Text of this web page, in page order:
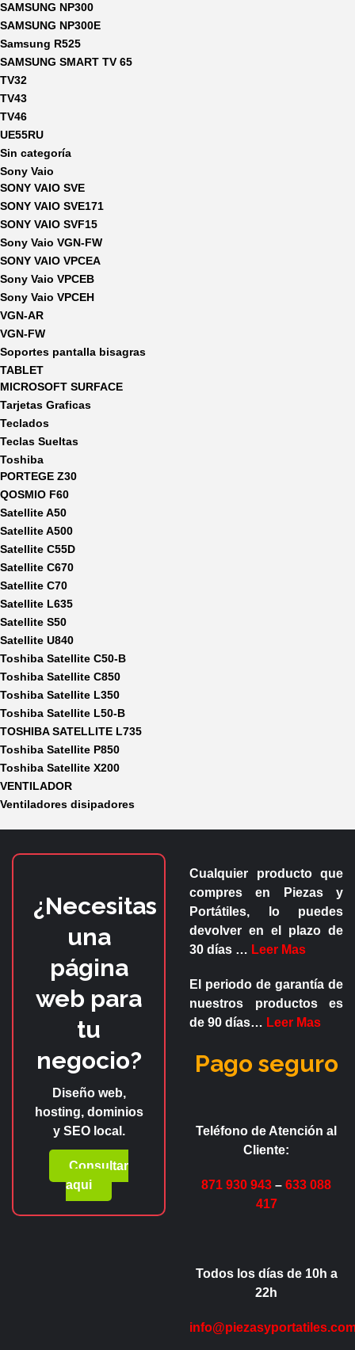
SAMSUNG NP300
SAMSUNG NP300E
Samsung R525
SAMSUNG SMART TV 65
TV32
TV43
TV46
UE55RU
Sin categoría
Sony Vaio
SONY VAIO SVE
SONY VAIO SVE171
SONY VAIO SVF15
Sony Vaio VGN-FW
SONY VAIO VPCEA
Sony Vaio VPCEB
Sony Vaio VPCEH
VGN-AR
VGN-FW
Soportes pantalla bisagras
TABLET
MICROSOFT SURFACE
Tarjetas Graficas
Teclados
Teclas Sueltas
Toshiba
PORTEGE Z30
QOSMIO F60
Satellite A50
Satellite A500
Satellite C55D
Satellite C670
Satellite C70
Satellite L635
Satellite S50
Satellite U840
Toshiba Satellite C50-B
Toshiba Satellite C850
Toshiba Satellite L350
Toshiba Satellite L50-B
TOSHIBA SATELLITE L735
Toshiba Satellite P850
Toshiba Satellite X200
VENTILADOR
Ventiladores disipadores
¿Necesitas
una
página
web para
tu
negocio?
Diseño web,
hosting, dominios
y SEO local.
Consultar
aqui
Cualquier producto que
compres en
Piezas y
Portátiles, lo puedes
devolver en el plazo de
30 días … Leer Mas
El periodo de garantía de
nuestros productos es
de 90 días… Leer Mas
Pago seguro
Teléfono de Atención al
Cliente:
871 930 943 – 633 088
417
Todos los días de 10h a
22h